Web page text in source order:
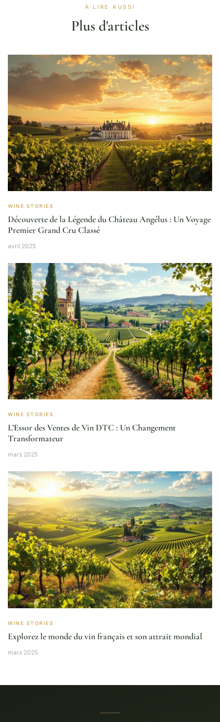
À LIRE AUSSI
Plus d'articles
WINE STORIES
Découverte de la Légende du Château Angélus : Un Voyage
Premier Grand Cru Classé
avril 2025
WINE STORIES
L’Essor des Ventes de Vin DTC : Un Changement
Transformateur
mars 2025
WINE STORIES
Explorez le monde du vin français et son attrait mondial
mars 2025